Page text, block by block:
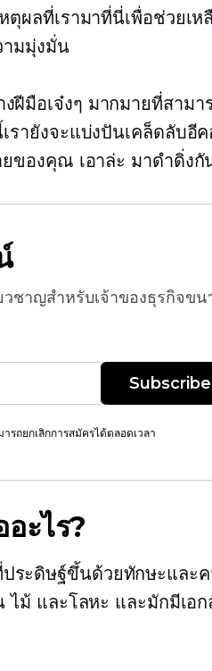
ผลที่เรามาที่นี่เพื่อช่วยเห
ามมุ่งมั่น
มือเจ๋งๆ มากมายที่สามา
รายังจะแบ่งปันเคล็ดลับอี
ของคุณ เอาล่ะ มาดำดิ่งกั
วชาญสำหรับเจ้าของธุรกิจขน
Subscribe
ถยกเลิกการสมัครได้ตลอดเวลา
ะไร?
ะดิษฐ์ขึ้นด้วยทักษะและค
ไม้ และโลหะ และมักมีเอ